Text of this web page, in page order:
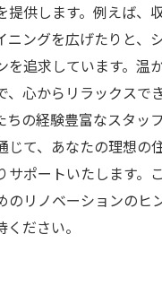
提供します。例えば、
ニングを広げたりと、
を追求しています。温
、心からリラックスで
ちの経験豊富なスタッ
じて、あなたの理想の
サポートいたします。
のリノベーションのヒ
ださい。